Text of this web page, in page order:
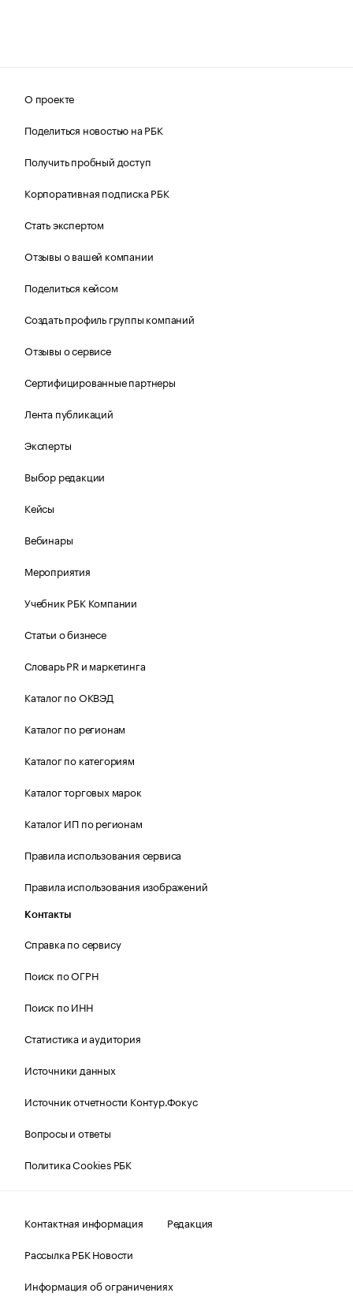
О проекте
Поделиться новостью на РБК
Получить пробный доступ
Корпоративная подписка РБК
Стать экспертом
Отзывы о вашей компании
Поделиться кейсом
Создать профиль группы компаний
Отзывы о сервисе
Сертифицированные партнеры
Лента публикаций
Эксперты
Выбор редакции
Кейсы
Вебинары
Мероприятия
Учебник РБК Компании
Статьи о бизнесе
Словарь PR и маркетинга
Каталог по ОКВЭД
Каталог по регионам
Каталог по категориям
Каталог торговых марок
Каталог ИП по регионам
Правила использования сервиса
Правила использования изображений
Контакты
Справка по сервису
Поиск по ОГРН
Поиск по ИНН
Статистика и аудитория
Источники данных
Источник отчетности Контур.Фокус
Вопросы и ответы
Политика Cookies РБК
Контактная информация
Редакция
Рассылка РБК Новости
Информация об ограничениях